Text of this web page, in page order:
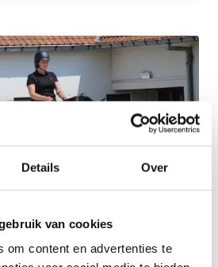
Details Over
van cookies
om content en advertenties te